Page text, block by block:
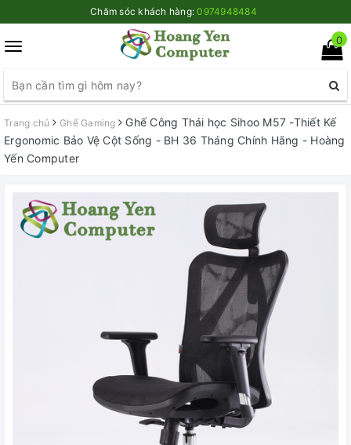
Chăm sóc khách hàng:0974948484
Toggle
0
Trang chủ Ghế Gaming
Ghế Công Thái học Sihoo M57 -Thiết Kế
Ergonomic Bảo Vệ Cột Sống - BH 36 Tháng Chính Hãng - Hoàng
Yến Computer